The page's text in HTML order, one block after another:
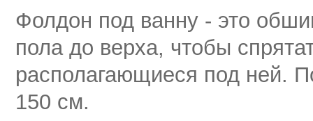
Фолдон под ванну - это
пола до верха, чтобы
располагающиеся под ней.
150 см.